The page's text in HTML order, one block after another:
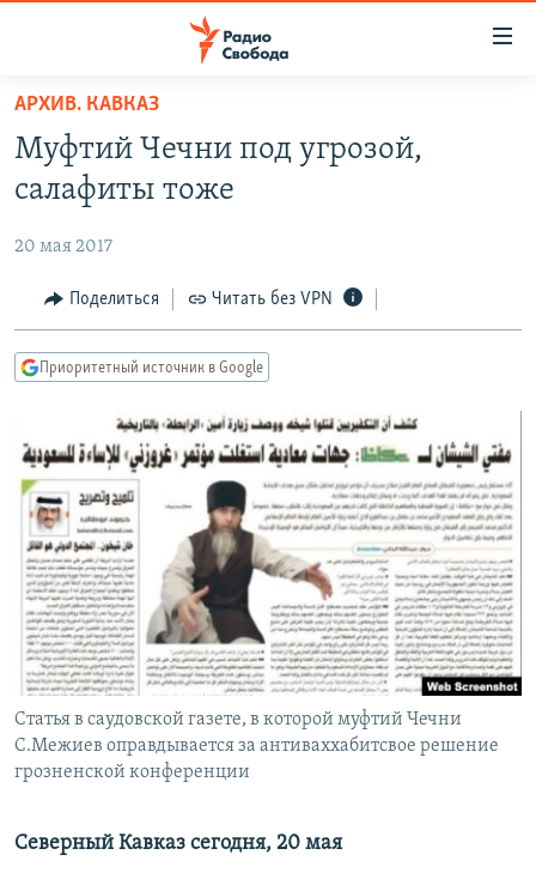
упрощенного
доступа
Вернуться
основному
Вернутся
главной
навигации
поиску
ПРОГРАММЫ
ПОДКАСТЫ
АВТОРСКИЕ ПРОЕКТЫ
ЦИТАТЫ СВОБОДЫ
МНЕНИЯ
IDEL.РЕАЛИИ
КАВКАЗ.РЕАЛИИ
СЕВЕР.РЕАЛИИ
СИБИРЬ.РЕАЛИИ
РАСПИСАНИЕ ВЕЩАНИЯ
ПОДПИШИТЕСЬ НА РАССЫЛКУ
СОЦИАЛЬНЫЕ СЕТИ
Все сайты РСЕ/РС
АРХИВ. КАВКАЗ
Муфтий Чечни под угрозой,
салафиты тоже
20 мая 2017
Поделиться Читать без VPN
Приоритетный источник в Google
Статья в саудовской газете, в которой муфтий Чечни
С.Межиев оправдывается за антиваххабитсвое решение
грозненской конференции
Северный Кавказ сегодня, 20 мая